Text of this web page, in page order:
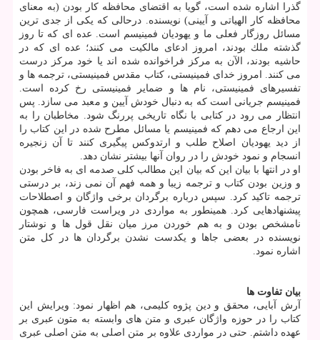
گذرا اشاره شده است، گویا به اقتضای محافظه كار بودن (به معنای
محافظه كار الهیاتی و آیینی) نویسنده. درحالی كه یكی از جدی ترین
مسائل روزگار فعلی ما و یهودیان فمینیسم است. عده ای كه تا روز
گذشته ملك بودند، امروز ادعای مالكیت می كنند؛ عده ای كه در
حاشیه بودند، الآن به مركز فراخوانده شده اند یا خود مركز درست
می كنند. امروز خدای فمینیستی، كتاب مقدس فمینیستی، ترجمه ها و
تفسیرهای فمینیستی، نام ها و ضمایر فمینیستی رخ كرده است.
فمینیسم جریانی است كه به دنبال خودش آیین و معبد می سازد. پس
انتظار می رود در كتابی با نگاه تاریخی پررنگ شود. مخاطبان را به
این ارجاع می دهم كه فمینیسم یا مسائل مطرح شده در این كتاب را
از دید یهودیان اصلاح طلب و ارتدوكس پیگیری كنند تا آن زنجیره
انسجام و نمود خودش را در روان آنها بیشتر نشان دهد.
او در انتها با بیان این كه بیان این مطالب كلی صدمه ای به فاخر بودن
و وزین بودن كتاب و ترجمه زیبا و همه فهم آن نمی زند، بر درستی
ترجمه تاكید كرد. سپس درباره برگردان برخی واژگان و اصطلاحات
پیشنهادهایی كرد. همینطور به مواردی در ویراست فارسی، همچون
نامشخص بودن و به هم خوردن مرز میان نقل قول ها و نوشتار
نویسنده در بعضی جاها و یكدست نشدن برگردان ها در كل متن
اشاره نمود.
بیان تفاوت ها
آرش آبایی، محقق و دین پژوه كلیمی، هم اظهار نمود: ویرایش این
كتاب را در حوزه واژگان عبری و متن های وابسته به متون عبری بر
عهده داشتم. حتی در مواردی علاوه بر متن اصلی به متن اصلی عبری